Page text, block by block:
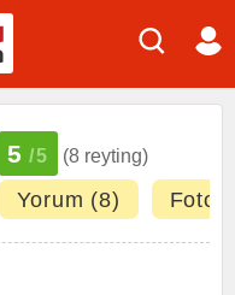
5 /5 (8 reyting)
Yorum (8)